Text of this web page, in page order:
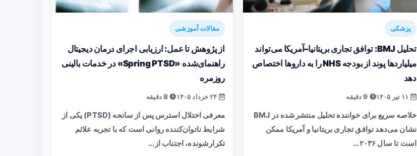
پزشکی
تحلیل BMJ: توافق تجاری بریتانیا–آمریکا می‌تواند
میلیاردها پوند از بودجه NHS را به داروها اختصاص
دهد
خلاصه سریع برای خواننده تحلیل منتشرشده در BMJ
نشان می‌دهد توافق تجاری بریتانیا و آمریکا ممکن
است تا سال ۲۰۳۶…
مقالات آموزشی
از پژوهش تا عمل: ارزیابی اجرای درمان دیجیتال
راهنمای‌شده «Spring PTSD» در خدمات بالینی
روزمره
8 دقیقه
معرفی اختلال استرس پس از سانحه (PTSD) یکی از
شرایط ناتوان‌کننده روانی است که با تجربه علائم
تکرارشونده، اجتناب از…